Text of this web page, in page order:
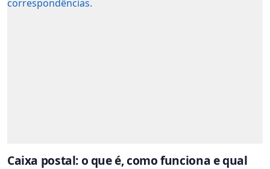
Caixa postal: o que é, como funciona e qual